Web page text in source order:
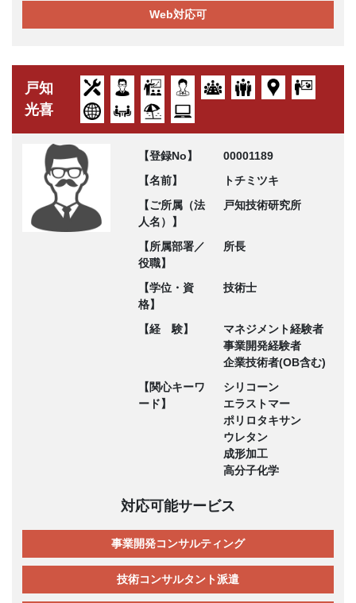
Web対応可
戸知
光喜
【登録No】
00001189
【名前】
トチミツキ
【ご所属（法
人名）】
戸知技術研究所
【所属部署／
役職】
所長
【学位・資
格】
技術士
【経 験】
マネジメント経験者
事業開発経験者
企業技術者(OB含む)
【関心キーワ
ード】
シリコーン
エラストマー
ポリロタキサン
ウレタン
成形加工
高分子化学
対応可能サービス
事業開発コンサルティング
技術コンサルタント派遣